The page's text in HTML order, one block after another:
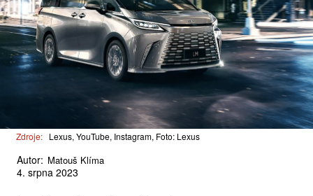
Zdroje: Lexus, YouTube, Instagram, Foto: Lexus
Autor: Matouš Klíma
4. srpna 2023